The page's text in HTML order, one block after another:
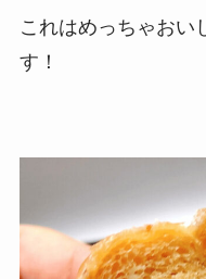
これはめっちゃお
す！